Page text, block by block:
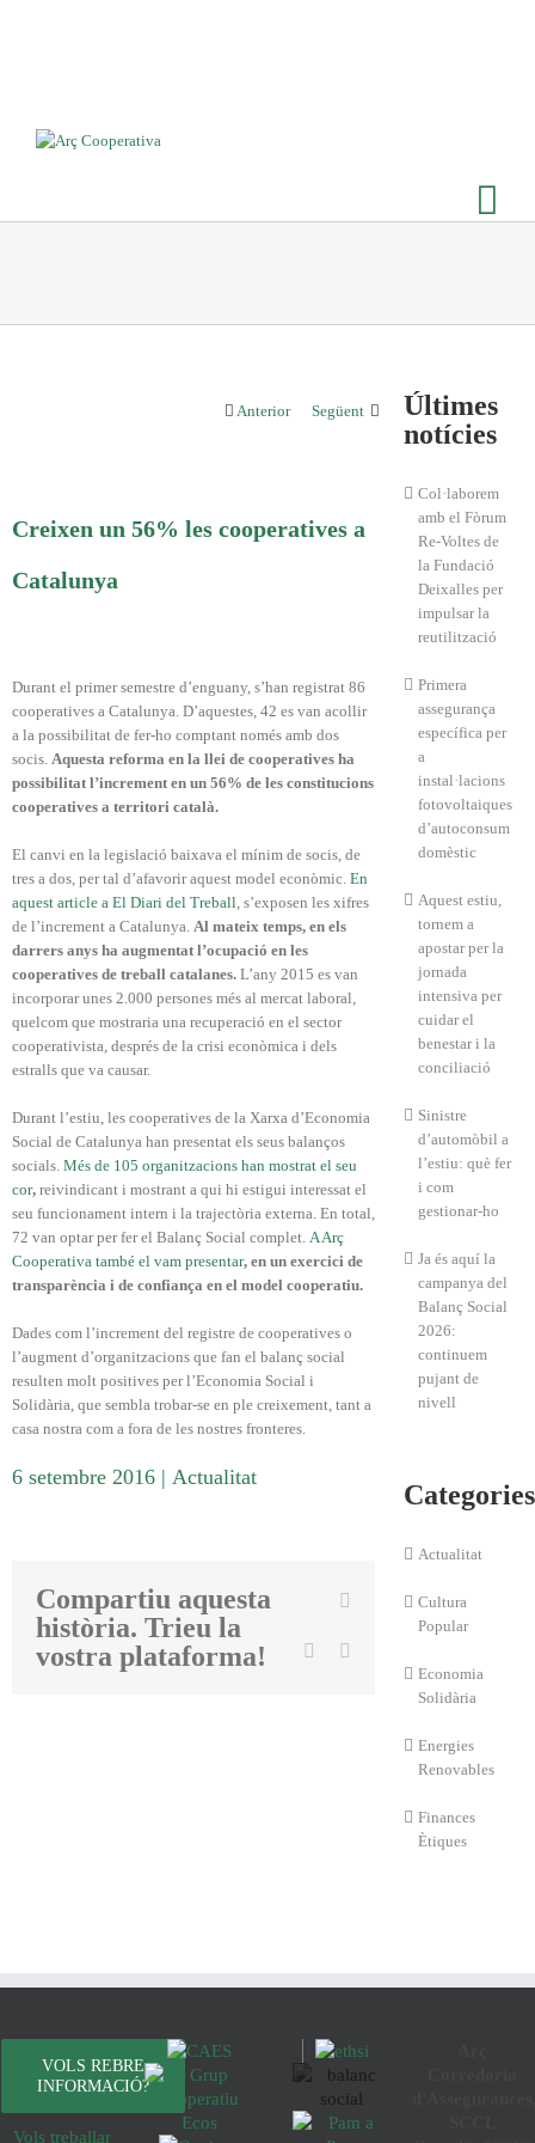
Anterior Següent
Creixen un 56% les cooperatives a
Catalunya
Durant el primer semestre d’enguany, s’han registrat 86
cooperatives a Catalunya. D’aquestes, 42 es van acollir
a la possibilitat de fer-ho comptant només amb dos
socis. Aquesta reforma en la llei de cooperatives ha
possibilitat l’increment en un 56% de les constitucions
cooperatives a territori català.
El canvi en la legislació baixava el mínim de socis, de
tres a dos, per tal d’afavorir aquest model econòmic. En
aquest article a El Diari del Treball, s’exposen les xifres
de l’increment a Catalunya. Al mateix temps, en els
darrers anys ha augmentat l’ocupació en les
cooperatives de treball catalanes. L’any 2015 es van
incorporar unes 2.000 persones més al mercat laboral,
quelcom que mostraria una recuperació en el sector
cooperativista, després de la crisi econòmica i dels
estralls que va causar.
Durant l’estiu, les cooperatives de la Xarxa d’Economia
Social de Catalunya han presentat els seus balanços
socials. Més de 105 organitzacions han mostrat el seu
cor, reivindicant i mostrant a qui hi estigui interessat el
seu funcionament intern i la trajectòria externa. En total,
72 van optar per fer el Balanç Social complet. A Arç
Cooperativa també el vam presentar, en un exercici de
transparència i de confiança en el model cooperatiu.
Dades com l’increment del registre de cooperatives o
l’augment d’organitzacions que fan el balanç social
resulten molt positives per l’Economia Social i
Solidària, que sembla trobar-se en ple creixement, tant a
casa nostra com a fora de les nostres fronteres.
6 setembre 2016 | Actualitat
Compartiu aquesta
història. Trieu la
vostra plataforma!
Facebook
Linkedin
Últimes
notícies
Col·laborem
amb el Fòrum
Re-Voltes de
la Fundació
Deixalles per
impulsar la
reutilització
Primera
assegurança
específica per
a
instal·lacions
fotovoltaiques
d’autoconsum
domèstic
Aquest estiu,
tornem a
apostar per la
jornada
intensiva per
cuidar el
benestar i la
conciliació
Sinistre
d’automòbil a
l’estiu: què fer
i com
gestionar-ho
Ja és aquí la
campanya del
Balanç Social
2026:
continuem
pujant de
nivell
Categories
Actualitat
Cultura
Popular
Economia
Solidària
Energies
Renovables
Finances
Ètiques
VOLS REBRE
INFORMACIÓ?
Vols treballar